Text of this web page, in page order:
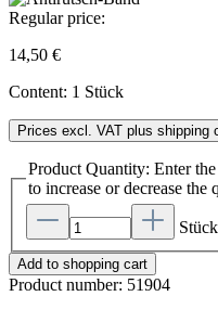
Regular price:
14,50 €
Content: 1 Stück
Prices excl. VAT plus shipping
Product Quantity: Enter
to increase or decrease the
Stück
Add to shopping cart
Product number: 51904